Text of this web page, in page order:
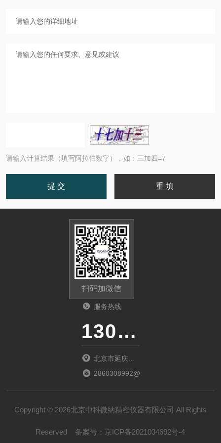
请输入计算结果（填写阿拉伯数字），如：三加四=7
扫码加微信
服务热线
13011285763
北京市延庆区
中关村延庆园
2860308992@qq.com
Copyright © 2026北京中科微纳精密仪器有限公司 All Rights
Reserved 备案号： 京ICP备2021034692号-4